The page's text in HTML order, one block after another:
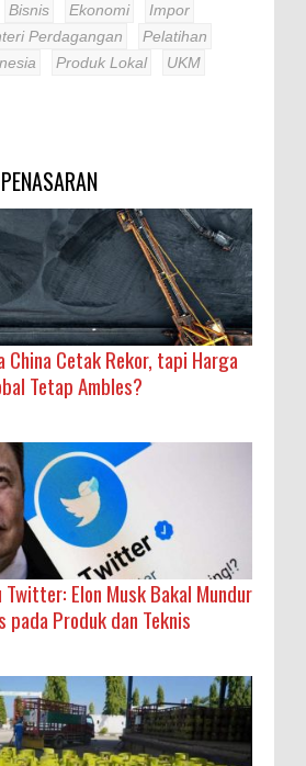
Bisnis Ekonomi
Impor
Perdagangan
Pelatihan
Produk Lokal
UKM
China Cetak Rekor, tapi Harga
Tetap Ambles?
Twitter: Elon Musk Bakal Mundur
pada Produk dan Teknis